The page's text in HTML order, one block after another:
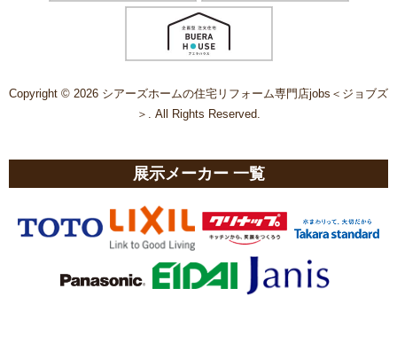
Copyright © 2026 シアーズホームの住宅リフォーム専門店jobs＜ジョブズ
＞. All Rights Reserved.
展示メーカー 一覧